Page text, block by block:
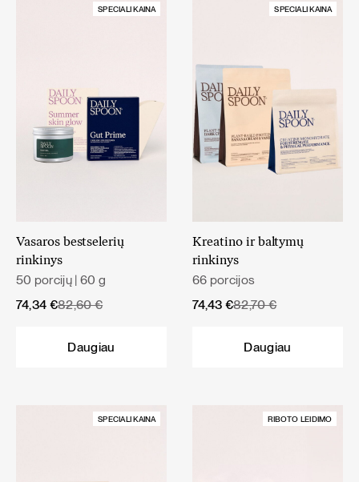
SPECIALI KAINA
Vasaros bestselerių
rinkinys
50 porcijų | 60 g
82,60€
Original
74,34 €
Current
Daugiau
SPECIALI KAINA
Kreatino ir baltymų
rinkinys
66 porcijos
82,70€
Original
74,43 €
Current
Daugiau
SPECIALI KAINA RIBOTO LEIDIMO